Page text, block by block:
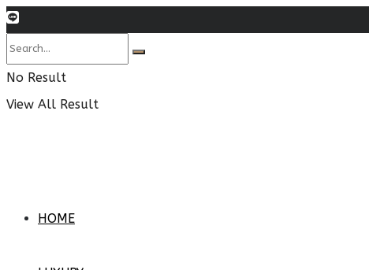
No Result
View All Result
HOME